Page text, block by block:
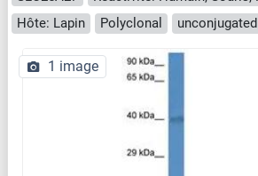
Hôte: Lapin
Polyclonal unconjugated
1 image